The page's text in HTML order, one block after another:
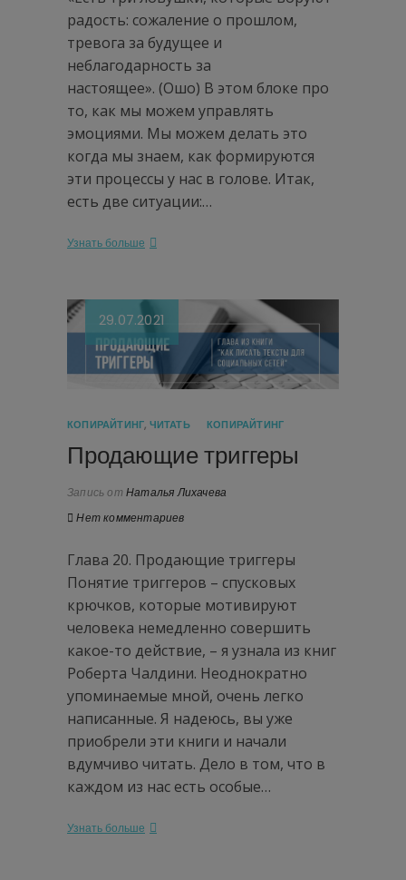
радость: сожаление о прошлом,
тревога за будущее и
неблагодарность за
настоящее». (Ошо) В этом блоке про
то, как мы можем управлять
эмоциями. Мы можем делать это
когда мы знаем, как формируются
эти процессы у нас в голове. Итак,
есть две ситуации:…
Узнать больше
29.07.2021
КОПИРАЙТИНГ, ЧИТАТЬ КОПИРАЙТИНГ
Продающие триггеры
Запись от Наталья Лихачева
Нет комментариев
Глава 20. Продающие триггеры
Понятие триггеров – спусковых
крючков, которые мотивируют
человека немедленно совершить
какое-то действие, – я узнала из книг
Роберта Чалдини. Неоднократно
упоминаемые мной, очень легко
написанные. Я надеюсь, вы уже
приобрели эти книги и начали
вдумчиво читать. Дело в том, что в
каждом из нас есть особые…
Узнать больше